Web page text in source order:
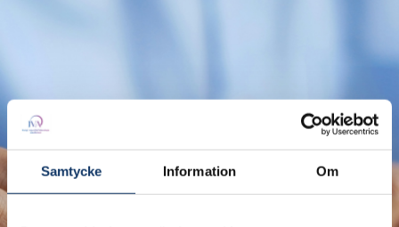
Samtycke Information Om